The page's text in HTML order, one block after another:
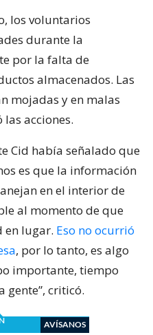
los voluntarios
durante la
por la falta de
almacenados. Las
mojadas y en malas
acciones.
Cid había señalado que
es que la información
en el interior de
al momento de que
en lugar. Eso no ocurrió
, por lo tanto, es algo
importante, tiempo
gente”, criticó.
AVÍSANOS